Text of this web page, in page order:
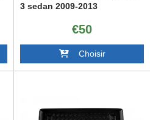
3 sedan 2009-2013
€50
Choisir